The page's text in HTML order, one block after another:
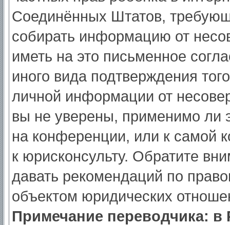
Соединённых Штатов,
собирать информацию от
иметь на это письменное
иного вида подтверждения
личной информации от
вы не уверены, применимо ли
на конференции, или к самой
к юрисконсульту. Обратите
давать рекомендаций по
объектом юридических
Примечание переводчика: в